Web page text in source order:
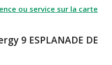
ou service sur la carte
9 ESPLANADE DE